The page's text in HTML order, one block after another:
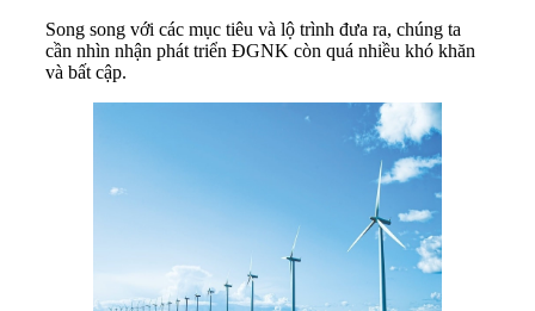
Song song với các mục tiêu và lộ trình đưa ra, chúng ta
cần nhìn nhận phát triển ĐGNK còn quá nhiều khó khăn
và bất cập.